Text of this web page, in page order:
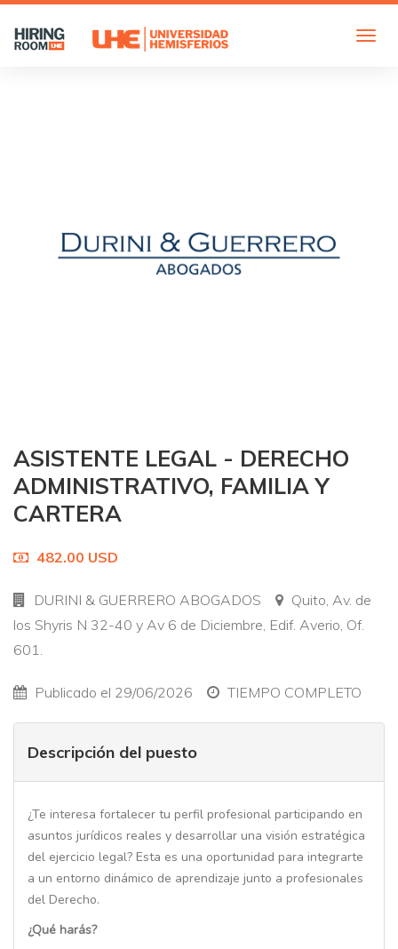
ASISTENTE LEGAL - DERECHO
ADMINISTRATIVO, FAMILIA Y
CARTERA
482.00 USD
DURINI & GUERRERO ABOGADOS
Quito, Av. de
los Shyris N 32-40 y Av 6 de Diciembre, Edif. Averio, Of.
601.
Publicado el 29/06/2026 TIEMPO COMPLETO
Descripción del puesto
¿Te interesa fortalecer tu perfil profesional participando en
asuntos jurídicos reales y desarrollar una visión estratégica
del ejercicio legal? Esta es una oportunidad para integrarte
a un entorno dinámico de aprendizaje junto a profesionales
del Derecho.
¿Qué harás?